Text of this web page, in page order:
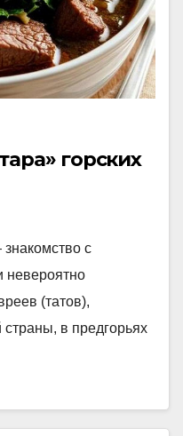
горских
с
невероятно
(татов),
в предгорьях